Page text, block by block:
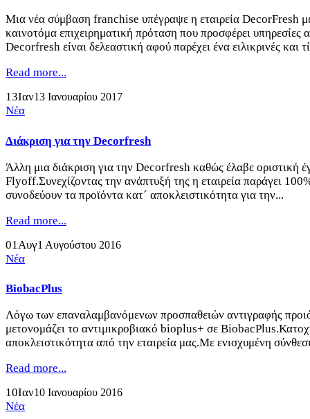
Μια νέα σύμβαση franchise υπέγραψε η εταιρεία DecorFresh
καινοτόμα επιχειρηματική πρόταση που προσφέρει
Decorfresh είναι δελεαστική αφού παρέχει ένα ειλικρινές και
Read more...
13Ιαν13 Ιανουαρίου 2017
Νέα
Διάκριση για την Decorfresh
Άλλη μια διάκριση για την Decorfresh καθώς έλαβε οριστική
Flyoff.Συνεχίζοντας την ανάπτυξή της η εταιρεία παράγει
συνοδεύουν τα προϊόντα κατ´ αποκλειστικότητα για την...
Read more...
01 Αυγ1 Αυγούστου 2016
Νέα
BiobacPlus
Λόγω των επαναλαμβανόμενων προσπαθειών αντιγραφής
μετονομάζει το αντιμικροβιακό bioplus+ σε
αποκλειστικότητα από την εταιρεία μας.Με ενισχυμένη
Read more...
10Ιαν10 Ιανουαρίου 2016
Νέα